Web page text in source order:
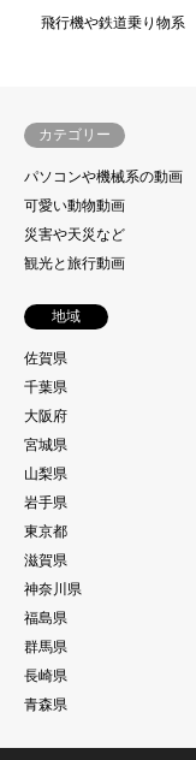
飛行機や鉄道乗り物系
カテゴリー
パソコンや機械系の動画
可愛い動物動画
災害や天災など
観光と旅行動画
地域
佐賀県
千葉県
大阪府
宮城県
山梨県
岩手県
東京都
滋賀県
神奈川県
福島県
群馬県
長崎県
青森県